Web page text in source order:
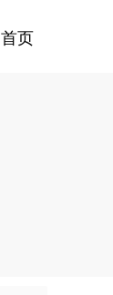
首页